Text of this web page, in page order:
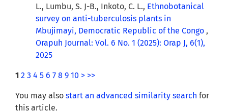
L., Lumbu, S. J-B., Inkoto, C. L., Ethnobotanical
survey on anti-tuberculosis plants in
Mbujimayi, Democratic Republic of the Congo ,
Orapuh Journal: Vol. 6 No. 1 (2025): Orap J, 6(1),
2025
1 2 3 4 5 6 7 8 9 10 > >>
You may also start an advanced similarity search for
this article.